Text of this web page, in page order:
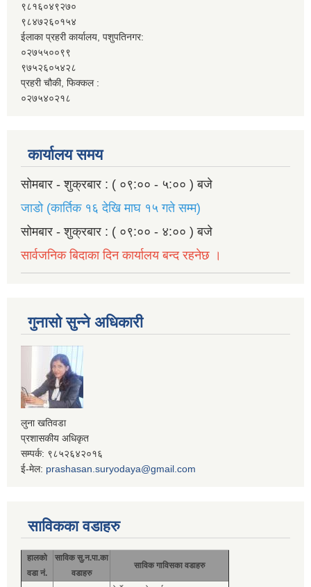
९८१६०४९२७०
९८४७२६०१५४
ईलाका प्रहरी कार्यालय, पशुपतिनगर:
०२७५५००९९
९७५२६०५४२८
प्रहरी चौकी, फिक्कल :
०२७५४०२१८
कार्यालय समय
सोमबार - शुक्रबार : ( ०९:०० - ५:०० ) बजे
जाडो (कार्तिक १६ देखि माघ १५ गते सम्म)
सोमबार - शुक्रबार : ( ०९:०० - ४:०० ) बजे
सार्वजनिक बिदाका दिन कार्यालय बन्द रहनेछ ।
गुनासो सुन्ने अधिकारी
लुना खतिवडा
प्रशासकीय अधिकृत
सम्पर्क: ९८५२६४२०१६
ई-मेल: prashasan.suryodaya@gmail.com
साविकका वडाहरु
हालको
वडा नं.
साविक सु.न.पा.का
वडाहरु
साविक गाविसका वडाहरु